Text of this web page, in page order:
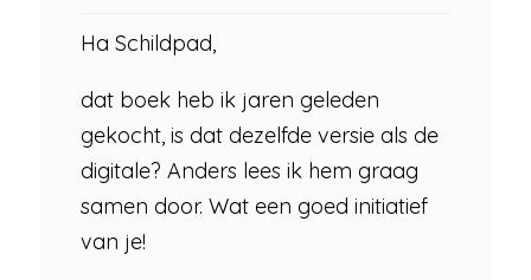
Ha Schildpad,
dat boek heb ik jaren geleden
gekocht, is dat dezelfde versie als de
digitale? Anders lees ik hem graag
samen door. Wat een goed initiatief
van je!